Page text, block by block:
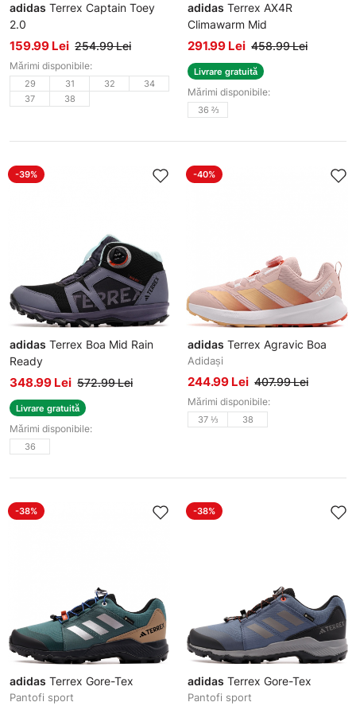
adidas Terrex Captain Toey
2.0
Sandale
159.99 Lei 254.99 Lei
Mărimi disponibile:
29 31 32
34
37
38
adidas Terrex AX4R
Climawarm Mid
Încălțăminte iarnă
291.99 Lei 458.99 Lei
Livrare gratuită
Mărimi disponibile:
36 ⅔
-39%
adidas Terrex Boa Mid Rain
Ready
Pantofi sport
348.99 Lei 572.99 Lei
Livrare gratuită
Mărimi disponibile:
36
-40%
adidas Terrex Agravic Boa
Adidași
244.99 Lei 407.99 Lei
Mărimi disponibile:
37 ⅓ 38
-38%
adidas Terrex Gore-Tex
Pantofi sport
-38%
adidas Terrex Gore-Tex
Pantofi sport